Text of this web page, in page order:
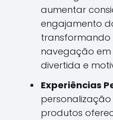
aumentar
engajamento
transformando
navegação em
divertida e
Experiências
produtos